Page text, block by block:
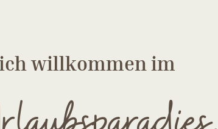
willkommen im